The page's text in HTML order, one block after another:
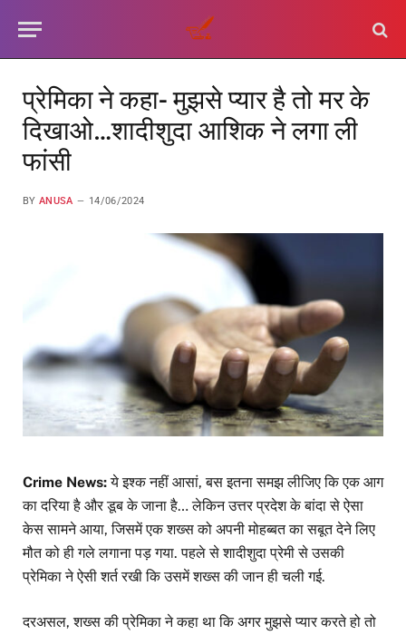
प्रेमिका ने कहा- मुझसे प्यार है तो मर के
दिखाओ…शादीशुदा आशिक ने लगा ली
फांसी
BY ANUSA 14/06/2024
Crime News:ये इश्क नहीं आसां, बस इतना समझ लीजिए कि एक आग
का दरिया है और डूब के जाना है… लेकिन उत्तर प्रदेश के बांदा से ऐसा
केस सामने आया, जिसमें एक शख्स को अपनी मोहब्बत का सबूत देने लिए
मौत को ही गले लगाना पड़ गया. पहले से शादीशुदा प्रेमी से उसकी
प्रेमिका ने ऐसी शर्त रखी कि उसमें शख्स की जान ही चली गई.
दरअसल, शख्स की प्रेमिका ने कहा था कि अगर मुझसे प्यार करते हो तो